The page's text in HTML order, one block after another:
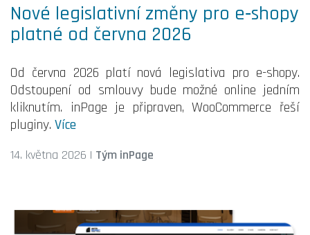
Nové legislativní změny pro e‑shopy
platné od června 2026
Od června 2026 platí nová legislativa pro e-shopy.
Odstoupení od smlouvy bude možné online jedním
kliknutím. inPage je připraven, WooCommerce řeší
pluginy. Více
14. května 2026 | Tým inPage